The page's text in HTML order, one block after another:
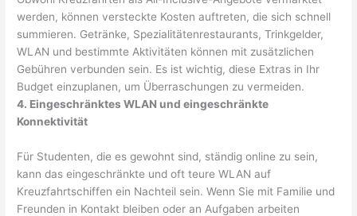
werden, können versteckte Kosten auftreten, die sich schnell
summieren. Getränke, Spezialitätenrestaurants, Trinkgelder,
WLAN und bestimmte Aktivitäten können mit zusätzlichen
Gebühren verbunden sein. Es ist wichtig, diese Extras in Ihr
Budget einzuplanen, um Überraschungen zu vermeiden.
4. Eingeschränktes WLAN und eingeschränkte
Konnektivität
Für Studenten, die es gewohnt sind, ständig online zu sein,
kann das eingeschränkte und oft teure WLAN auf
Kreuzfahrtschiffen ein Nachteil sein. Wenn Sie mit Familie und
Freunden in Kontakt bleiben oder an Aufgaben arbeiten